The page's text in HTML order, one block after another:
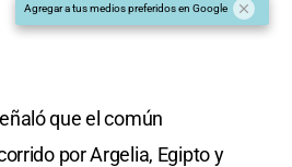
Agregar a tus medios preferidos en Google
que el común
por Argelia, Egipto y